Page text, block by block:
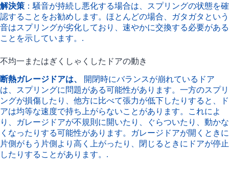
解決策 ：騒音が持続し悪化する場合は、スプリングの状態を確
認することをお勧めします。ほとんどの場合、ガタガタという
音はスプリングが劣化しており、速やかに交換する必要がある
ことを示しています。.
不均一またはぎくしゃくしたドアの動き
断熱ガレージドアは、
開閉時にバランスが崩れているドア
は、スプリングに問題がある可能性があります。一方のスプリ
ングが損傷したり、他方に比べて張力が低下したりすると、ド
アは均等な速度で持ち上がらないことがあります。これによ
り、ガレージドアが不規則に開いたり、ぐらついたり、動かな
くなったりする可能性があります。ガレージドアが開くときに
片側がもう片側より高く上がったり、閉じるときにドアが停止
したりすることがあります。.